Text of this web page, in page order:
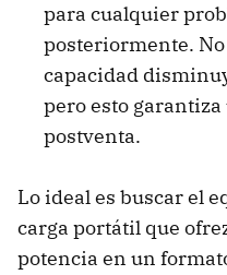
para cualquier
posteriormente.
capacidad
pero esto
postventa.
Lo ideal es buscar el
carga portátil que
potencia en un